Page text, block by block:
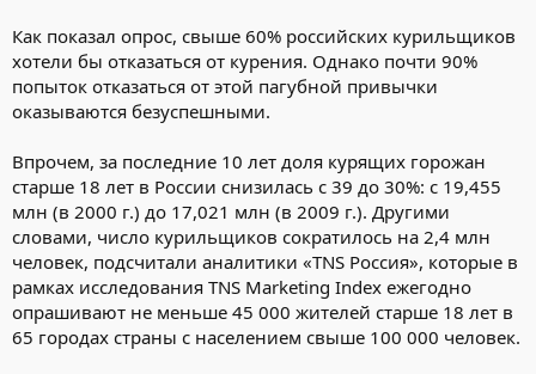
Как показал опрос, свыше 60% российских курильщиков
хотели бы отказаться от курения. Однако почти 90%
попыток отказаться от этой пагубной привычки
оказываются безуспешными.
Впрочем, за последние 10 лет доля курящих горожан
старше 18 лет в России снизилась с 39 до 30%: с 19,455
млн (в 2000 г.) до 17,021 млн (в 2009 г.). Другими
словами, число курильщиков сократилось на 2,4 млн
человек, подсчитали аналитики «TNS Россия», которые в
рамках исследования TNS Marketing Index ежегодно
опрашивают не меньше 45 000 жителей старше 18 лет в
65 городах страны с населением свыше 100 000 человек.